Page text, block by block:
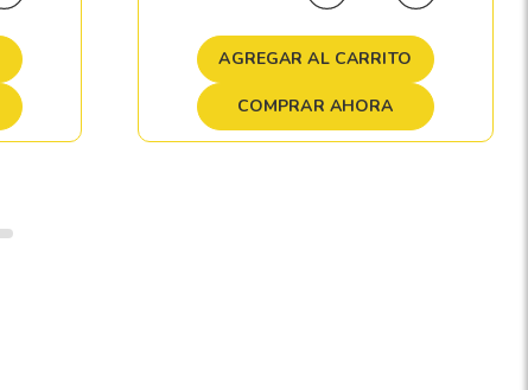
AGREGAR AL CARRITO
COMPRAR AHORA